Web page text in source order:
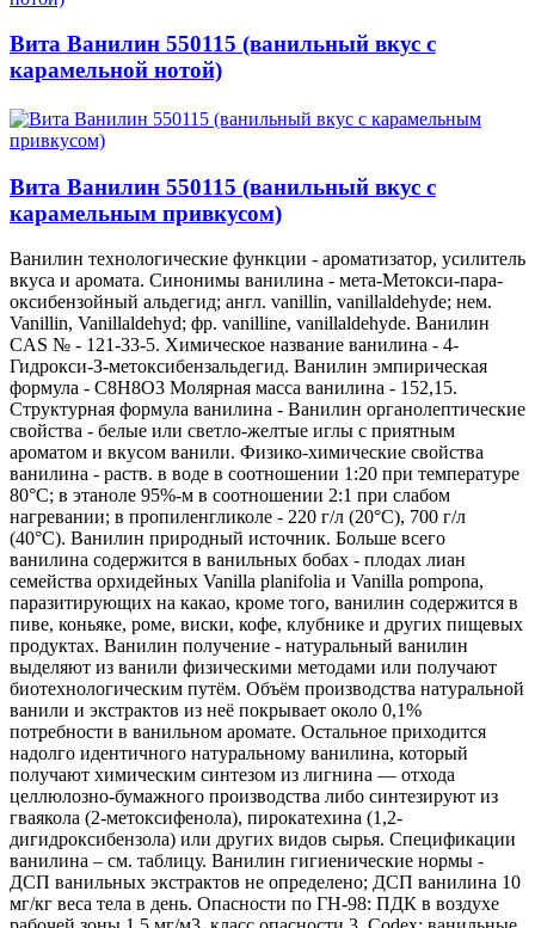
Вита Ванилин 550115 (ванильный вкус с
карамельной нотой)
Вита Ванилин 550115 (ванильный вкус с
карамельным привкусом)
Ванилин технологические функции - ароматизатор, усилитель
вкуса и аромата. Синонимы ванилина - мета-Метокси-пара-
оксибензойный альдегид; англ. vanillin, vanillaldehyde; нем.
Vanillin, Vanillaldehyd; фр. vanilline, vanillaldehyde. Ванилин
CAS № - 121-33-5. Химическое название ванилина - 4-
Гидрокси-З-метоксибензальдегид. Ванилин эмпирическая
формула - С8Н8О3 Молярная масса ванилина - 152,15.
Структурная формула ванилина - Ванилин органолептические
свойства - белые или светло-желтые иглы с приятным
ароматом и вкусом ванили. Физико-химические свойства
ванилина - раств. в воде в соотношении 1:20 при температуре
80°С; в этаноле 95%-м в соотношении 2:1 при слабом
нагревании; в пропиленгликоле - 220 г/л (20°С), 700 г/л
(40°С). Ванилин природный источник. Больше всего
ванилина содержится в ванильных бобах - плодах лиан
семейства орхидейных Vanilla planifolia и Vanilla pompona,
паразитирующих на какао, кроме того, ванилин содержится в
пиве, коньяке, роме, виски, кофе, клубнике и других пищевых
продуктах. Ванилин получение - натуральный ванилин
выделяют из ванили физическими методами или получают
биотехнологическим путём. Объём производства натуральной
ванили и экстрактов из неё покрывает около 0,1%
потребности в ванильном аромате. Остальное приходится
надолго идентичного натуральному ванилина, который
получают химическим синтезом из лигнина — отхода
целлюлозно-бумажного производства либо синтезируют из
гваякола (2-метоксифенола), пирокатехина (1,2-
дигидроксибензола) или других видов сырья. Спецификации
ванилина – см. таблицу. Ванилин гигиенические нормы -
ДСП ванильных экстрактов не определено; ДСП ванилина 10
мг/кг веса тела в день. Опасности по ГН-98: ПДК в воздухе